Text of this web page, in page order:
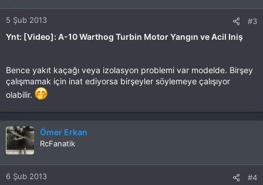
5 Şub 2013 #3
Ynt: [Video]: A-10 Warthog Turbin Motor Yangın ve Acil Iniş
Bence yakıt kaçağı veya izolasyon problemi var modelde. Birşey
çalışmamak için inat ediyorsa birşeyler söylemeye çalışıyor
olabilir.
Ömer Erkan
RcFanatik
6 Şub 2013 #4